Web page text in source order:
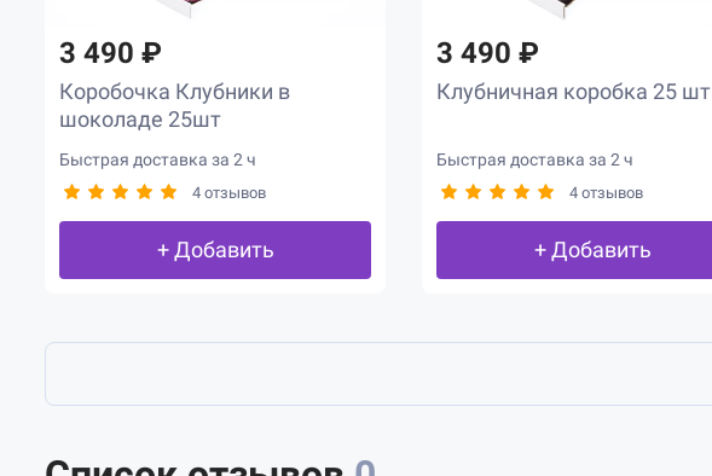
3 490 ₽
Коробочка Клубники в
шоколаде 25шт
Быстрая доставка за 2 ч
4 отзывов
+ Добавить
3 490 ₽
Клубничная коробка 25 шт
Быстрая доставка за 2 ч
4 отзывов
+ Добавить